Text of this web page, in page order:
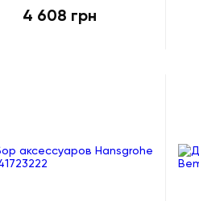
4 608 грн